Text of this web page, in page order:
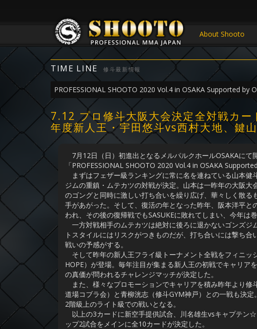
About Shooto
TIME LINE 修斗最新情報
PROFESSIONAL SHOOTO 2020 Vol.4 in OSAKA Supported by
7.12 プロ修斗大阪大会決定全対戦カ
年度新人王・宇田悠斗vs西村大地、鍵
7月12日（日）初進出となるメルパルクホールOSAKAに
「PROFESSIONAL SHOOTO 2020 Vol.4 in OSAKA
まずはフェザー級ランキングに常に名を連ねている山本健
ジムの重鎮・ムテカツの対戦が決定。山本は一昨年の大阪
のゴングと同時に激しい打ち合いを繰り広げ、華々しく散
手があがった。そして、復活の年となった昨年、阪本洋平
われ、その後の復帰戦でもSASUKEに敗れてしまい、今年は
一方対戦相手のムテカツは絶対に後ろに退かないゴンズジ
トスタイルにはリスクがつきものだが、打ち合いには撃ち
戦いの予感がする。
そして昨年の新人王フライ級トーナメント全戦をフィニッ
HOPE）が登場。毎年注目が集まる新人王の初戦でキャリア
の真価が問われるチャレンジマッチが決定した。
また、様々なプロモーションでキャリアを積み昨年より
道場コブラ会）と青柳洸志（修斗GYM神戸）との一戦も決
2階級上のライト級での戦いとなる。
以上の3カードに新空手提供試合、川名雄生vsキャプテン
ップ2試合をメインに全10カードが決定した。